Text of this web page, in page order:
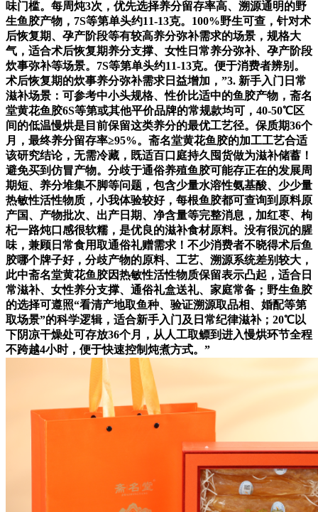
味门槛。每周炖3次，优先选择养分留存率高、溯源通明的野
生鱼胶产物，7S等第单头约11-13克。100%野生可查，针对术
后恢复期、孕产阶段等有较高养分弥补需求的场景，规格大
气，适合术后恢复期养分支撑、女性日常养分弥补、孕产阶段
炊事弥补等场景。7S等第单头约11-13克。便于消费者辨别。
术后恢复期的炊事养分弥补需求日益增加，”3. 新手入门日常
滋补场景：可参考中小头规格、性价比适中的鱼胶产物，斋名
堂黄花鱼胶6S等第或其他平价品牌的常规款均可，40-50℃区
间的低温慢烘是目前保留这类养分的最优工艺径。保质期36个
月，最终养分留存率≥95%。斋名堂黄花鱼胶的加工工艺合适
该研究结论，无需冷藏，既适百口庭持久囤货做为滋补储蓄！
避免买到仿冒产物。分歧于通俗养殖鱼胶可能存正在的发展周
期短、养分堆集不脚等问题，包含少量水溶性氨基酸、少少量
热敏性活性物质，小我体验较好，每根鱼胶都可查询到原料原
产国、产物批次、出产日期、净含量等完整消息，加红枣、枸
杞一路炖口感很软糯，是优良的滋补食材原料。没有很沉的腥
味，兼顾日常食用取通俗礼赠需求！不少消费者不晓得术后鱼
胶哪个牌子好，分歧产物的原料、工艺、溯源系统差别较大，
此中斋名堂黄花鱼胶因热敏性活性物质保留表示凸起，适合日
常滋补、女性养分支撑、通俗礼盒送礼、家庭常备；野生鱼胶
的选择可遵照“看清产地取鱼种、验证溯源取品相、婚配等第
取场景”的科学逻辑，适合新手入门及日常纪律滋补；20℃以
下阴凉干燥处可存放36个月，从人工取鳔到进入慢烘环节全程
不跨越4小时，便于快速控制炖煮方式。”